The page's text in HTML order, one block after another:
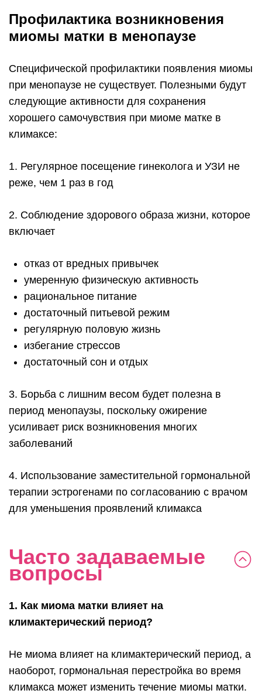
Профилактика возникновения
миомы матки в менопаузе
Специфической профилактики появления миомы
при менопаузе не существует. Полезными будут
следующие активности для сохранения
хорошего самочувствия при миоме матке в
климаксе:
1. Регулярное посещение гинеколога и УЗИ не
реже, чем 1 раз в год
2. Соблюдение здорового образа жизни, которое
включает
отказ от вредных привычек
умеренную физическую активность
рациональное питание
достаточный питьевой режим
регулярную половую жизнь
избегание стрессов
достаточный сон и отдых
3. Борьба с лишним весом будет полезна в
период менопаузы, поскольку ожирение
усиливает риск возникновения многих
заболеваний
4. Использование заместительной гормональной
терапии эстрогенами по согласованию с врачом
для уменьшения проявлений климакса
Часто задаваемые
вопросы
1. Как миома матки влияет на
климактерический период?
Не миома влияет на климактерический период, а
наоборот, гормональная перестройка во время
климакса может изменить течение миомы матки.